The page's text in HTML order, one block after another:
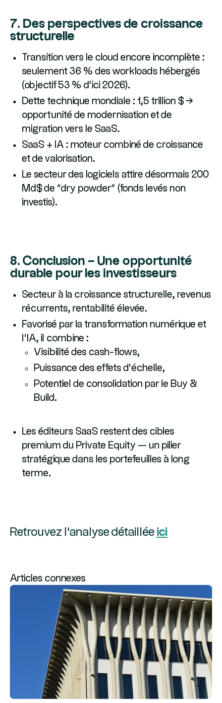
7. Des perspectives de croissance
structurelle
Transition vers le cloud encore incomplète :
seulement 36 % des workloads hébergés
(objectif 53 % d’ici 2026).
Dette technique mondiale : 1,5 trillion $ →
opportunité de modernisation et de
migration vers le SaaS.
SaaS + IA : moteur combiné de croissance
et de valorisation.
Le secteur des logiciels attire désormais 200
Md$ de “dry powder” (fonds levés non
investis).
8. Conclusion – Une opportunité
durable pour les investisseurs
Secteur à la croissance structurelle, revenus
récurrents, rentabilité élevée.
Favorisé par la transformation numérique et
l’IA, il combine :
Visibilité des cash-flows,
Puissance des effets d’échelle,
Potentiel de consolidation par le Buy &
Build.
Les éditeurs SaaS restent des cibles
premium du Private Equity — un pilier
stratégique dans les portefeuilles à long
terme.
Retrouvez l'analyse détaillée ici
Articles connexes